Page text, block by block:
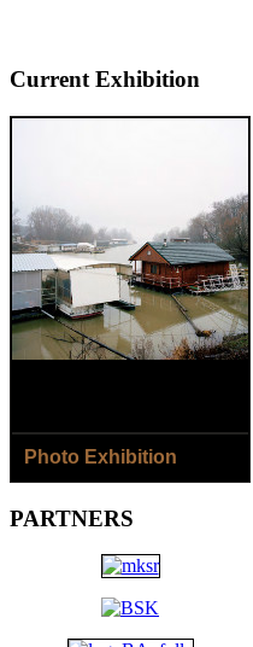
Current Exhibition
Photo Exhibition
Jaroslav Horečný /SK/ - The
Jana Ilková /SK/ - Around
the River...
PARTNERS